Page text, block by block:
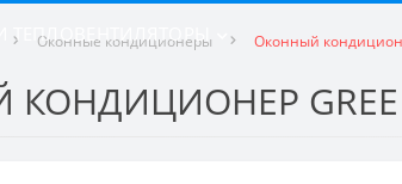
ТЕПЛОВЕНТИЛЯТОРЫ
Оконные кондиционеры Оконный
GREE